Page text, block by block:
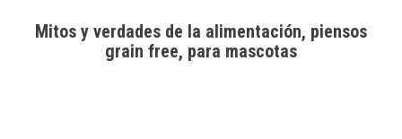
Mitos y verdades de la alimentación, piensos
grain free, para mascotas